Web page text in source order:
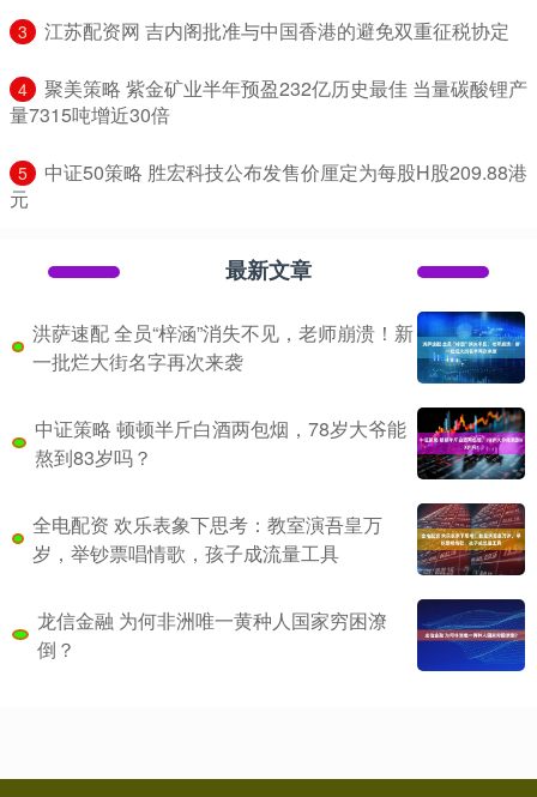
3 ​江苏配资网 吉内阁批准与中国香港的避免双重征税协定
4
​聚美策略 紫金矿业半年预盈232亿历史最佳 当量碳酸锂产
量7315吨增近30倍
5
​中证50策略 胜宏科技公布发售价厘定为每股H股209.88港
元
最新文章
洪萨速配 全员“梓涵”消失不见，老师崩溃！新
一批烂大街名字再次来袭
中证策略 顿顿半斤白酒两包烟，78岁大爷能
熬到83岁吗？
全电配资 欢乐表象下思考：教室演吾皇万
岁，举钞票唱情歌，孩子成流量工具
龙信金融 为何非洲唯一黄种人国家穷困潦
倒？